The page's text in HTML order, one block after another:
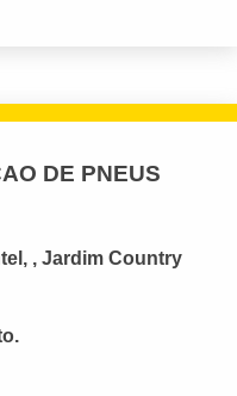
DE PNEUS
, Jardim Country